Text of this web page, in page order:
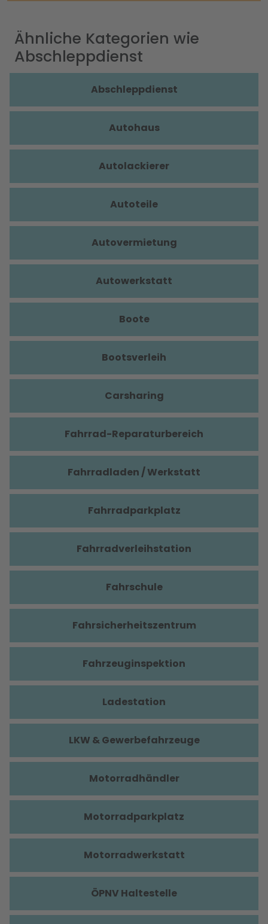
Ähnliche Kategorien wie
Abschleppdienst
Abschleppdienst
Autohaus
Autolackierer
Autoteile
Autovermietung
Autowerkstatt
Boote
Bootsverleih
Carsharing
Fahrrad-Reparaturbereich
Fahrradladen / Werkstatt
Fahrradparkplatz
Fahrradverleihstation
Fahrschule
Fahrsicherheitszentrum
Fahrzeuginspektion
Ladestation
LKW & Gewerbefahrzeuge
Motorradhändler
Motorradparkplatz
Motorradwerkstatt
ÖPNV Haltestelle